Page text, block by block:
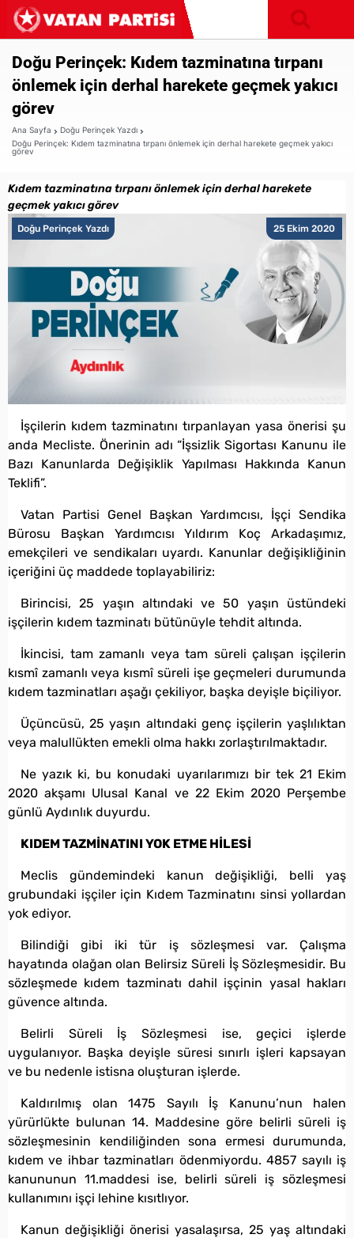
Doğu Perinçek: Kıdem tazminatına tırpanı
önlemek için derhal harekete geçmek yakıcı
görev
Ana Sayfa
Doğu Perinçek Yazdı
Doğu Perinçek: Kıdem tazminatına tırpanı önlemek için derhal harekete geçmek yakıcı
görev
Kıdem tazminatına tırpanı önlemek için derhal harekete
geçmek yakıcı görev
25 Ekim 2020
Doğu Perinçek Yazdı
İşçilerin kıdem tazminatını tırpanlayan yasa önerisi şu
anda Mecliste. Önerinin adı “İşsizlik Sigortası Kanunu ile
Bazı Kanunlarda Değişiklik Yapılması Hakkında Kanun
Teklifi”.
Vatan Partisi Genel Başkan Yardımcısı, İşçi Sendika
Bürosu Başkan Yardımcısı Yıldırım Koç Arkadaşımız,
emekçileri ve sendikaları uyardı. Kanunlar değişikliğinin
içeriğini üç maddede toplayabiliriz:
Birincisi, 25 yaşın altındaki ve 50 yaşın üstündeki
işçilerin kıdem tazminatı bütünüyle tehdit altında.
İkincisi, tam zamanlı veya tam süreli çalışan işçilerin
kısmî zamanlı veya kısmî süreli işe geçmeleri durumunda
kıdem tazminatları aşağı çekiliyor, başka deyişle biçiliyor.
Üçüncüsü, 25 yaşın altındaki genç işçilerin yaşlılıktan
veya malullükten emekli olma hakkı zorlaştırılmaktadır.
Ne yazık ki, bu konudaki uyarılarımızı bir tek 21 Ekim
2020 akşamı Ulusal Kanal ve 22 Ekim 2020 Perşembe
günlü Aydınlık duyurdu.
KIDEM TAZMİNATINI YOK ETME HİLESİ
Meclis gündemindeki kanun değişikliği, belli yaş
grubundaki işçiler için Kıdem Tazminatını sinsi yollardan
yok ediyor.
Bilindiği gibi iki tür iş sözleşmesi var. Çalışma
hayatında olağan olan Belirsiz Süreli İş Sözleşmesidir. Bu
sözleşmede kıdem tazminatı dahil işçinin yasal hakları
güvence altında.
Belirli Süreli İş Sözleşmesi ise, geçici işlerde
uygulanıyor. Başka deyişle süresi sınırlı işleri kapsayan
ve bu nedenle istisna oluşturan işlerde.
Kaldırılmış olan 1475 Sayılı İş Kanunu’nun halen
yürürlükte bulunan 14. Maddesine göre belirli süreli iş
sözleşmesinin kendiliğinden sona ermesi durumunda,
kıdem ve ihbar tazminatları ödenmiyordu. 4857 sayılı iş
kanununun 11.maddesi ise, belirli süreli iş sözleşmesi
kullanımını işçi lehine kısıtlıyor.
Kanun değişikliği önerisi yasalaşırsa, 25 yaş altındaki